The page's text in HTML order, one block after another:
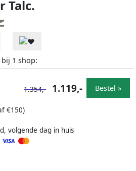
Talc.
bij 1 shop:
€150)
volgende dag in huis
1.354,- 1.119,- Bestel »